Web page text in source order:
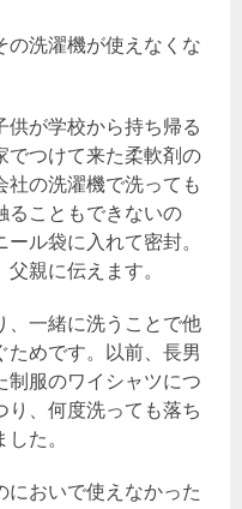
の洗濯機が使えなくな
供が学校から持ち帰る
でつけて来た柔軟剤の
社の洗濯機で洗っても
ることもできないの
ル袋に入れて密封。
親に伝えます。
、一緒に洗うことで他
ためです。以前、長男
制服のワイシャツにつ
り、何度洗っても落ち
た。
においで使えなかった